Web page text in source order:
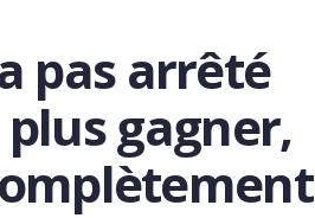
pas arrêté
gagner,